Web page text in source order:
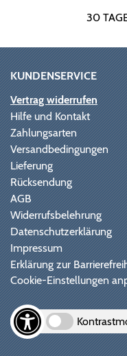
30
KUNDENSERVICE
Vertrag widerrufen
Hilfe und Kontakt
Zahlungsarten
Versandbedingungen
Lieferung
Rücksendung
AGB
Widerrufsbelehrung
Datenschutzerklärung
Impressum
Erklärung zur
Cookie-Einstellungen